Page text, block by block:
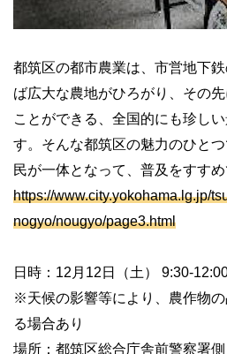
都筑区の都市農業は、市営地下
ば広大な農地がひろがり、その
ことができる、全国的にも珍し
す。そんな都筑区の魅力のひと
民が一体となって、普及をすすめ
https://www.city.yokohama.lg.jp/
nogyo/nougyo/page3.html
日時： 12 月 12 日（土） 9:30-
※天候の影響等により、農作物
る場合あり
場所：都筑区総合庁舎前警察署